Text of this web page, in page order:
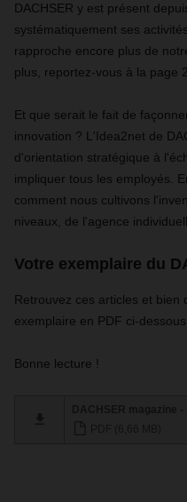
DACHSER y est présent
systématiquement ses
rapproche encore plus de
plus, reportez-vous à la page
Et que serait le fait de
innovation ? L'Idea2net de
d'orientation stratégique à
impliquer tous les employés.
comment nous cultivons
niveaux, de l'agence
Votre exemplaire du
Retrouvez ces articles et bien
exemplaire en PDF ci-dessous.
Bonne lecture !